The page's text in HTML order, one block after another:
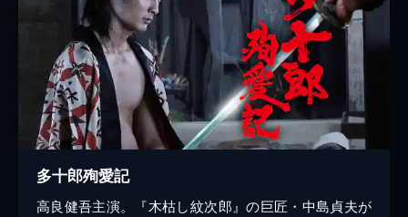
多十郎殉愛記
高良健吾主演。『木枯し紋次郎』の巨匠・中島貞夫が